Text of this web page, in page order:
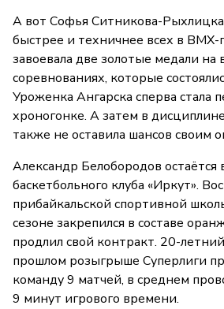
А вот Софья Ситникова-
быстрее и техничнее всех в ВМХ-
завоевала две золотые медали на
соревнованиях, которые
Уроженка Ангарска сперва стала
хроногонке. А затем в
также не оставила шансов своим
Александр Белобородов остаётся
баскетбольного клуба «Иркут».
прибайкальской спортивной
сезоне закрепился в составе
продлил свой контракт. 20-
прошлом розыгрыше Суперлиги
команду 9 матчей, в среднем
9 минут игрового времени.